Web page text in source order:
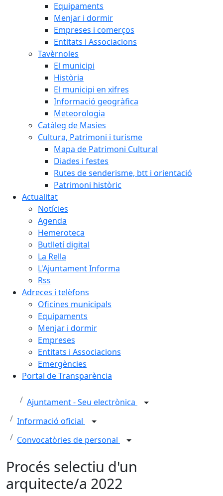
Equipaments
Menjar i dormir
Empreses i comerços
Entitats i Associacions
Tavèrnoles
El municipi
Història
El municipi en xifres
Informació geogràfica
Meteorologia
Catàleg de Masies
Cultura, Patrimoni i turisme
Mapa de Patrimoni Cultural
Diades i festes
Rutes de senderisme, btt i orientació
Patrimoni històric
Actualitat
Notícies
Agenda
Hemeroteca
Butlletí digital
La Rella
L'Ajuntament Informa
Rss
Adreces i telèfons
Oficines municipals
Equipaments
Menjar i dormir
Empreses
Entitats i Associacions
Emergències
Portal de Transparència
Ajuntament - Seu electrònica
Informació oficial
Convocatòries de personal
Procés selectiu d'un
arquitecte/a 2022